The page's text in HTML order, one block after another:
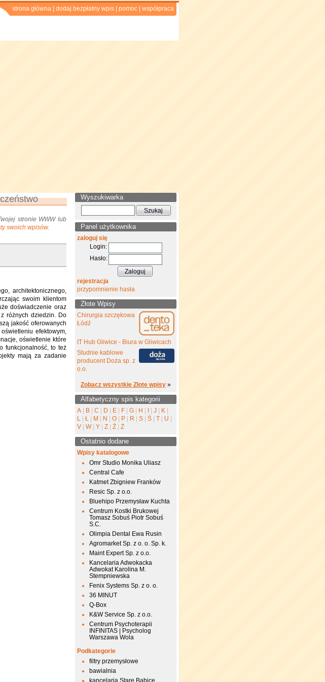
strona główna dodaj bezpłatny wpis pomoc współpraca
stronie WWW lub
swoich wpisów.
architektonicznego,
swoim klientom
doświadczenie oraz
różnych dziedzin. Do
jakość oferowanych
efektowym,
oświetlenie które
funkcjonalność, to też
mają za zadanie
Wyszukiwarka
Panel użytkownika
zaloguj się
Login:
Hasło:
rejestracja
przypomnienie hasła
Złote Wpisy
Chirurgia szczękowa
Łódź
IT Hub Gliwice - Biura w Gliwicach
Studnie kablowe
producent Doża sp. z
o.o.
Zobacz wszystkie Złote wpisy »
Alfabetyczny spis kategorii
A B C D E F G H J K
L
Ł M N O P R S Ś T U
V
W Y Z Ź Ż
Ostatnio dodane
Wpisy katalogowe
Omr Studio Monika Uliasz
Central Cafe
Katmet Zbigniew Franków
Resic Sp. z o.o.
Bluehipo Przemysław Kuchta
Centrum Kostki Brukowej
Tomasz Sobuś Piotr Sobuś
S.C.
Olimpia Dental Ewa Rusin
Agromarket Sp. z o. o. Sp. k.
Maint Expert Sp. z o.o.
Kancelaria Adwokacka
Adwokat Karolina M.
Stempniewska
Fenix Systems Sp. z o. o.
36 MINUT
Q-Box
K&W Service Sp. z o.o.
Centrum Psychoterapii
INFINITAS | Psycholog
Warszawa Wola
Podkategorie
filtry przemysłowe
bawialnia
kancelaria Stare Babice